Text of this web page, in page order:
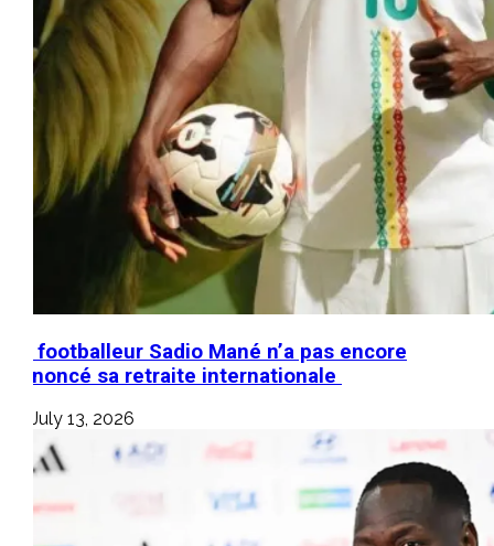
Le footballeur Sadio Mané n’a pas encore
annoncé sa retraite internationale
July 13, 2026